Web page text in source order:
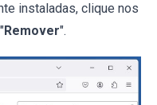
instaladas, clique nos
Remover".